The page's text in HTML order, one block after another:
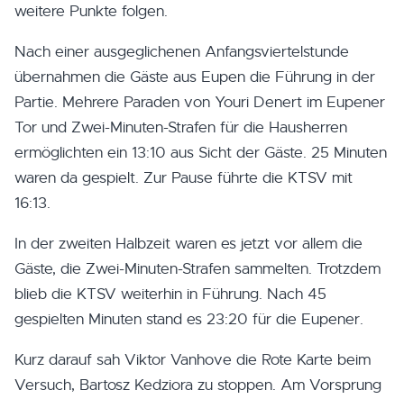
weitere Punkte folgen.
Nach einer ausgeglichenen Anfangsviertelstunde
übernahmen die Gäste aus Eupen die Führung in der
Partie. Mehrere Paraden von Youri Denert im Eupener
Tor und Zwei-Minuten-Strafen für die Hausherren
ermöglichten ein 13:10 aus Sicht der Gäste. 25 Minuten
waren da gespielt. Zur Pause führte die KTSV mit
16:13.
In der zweiten Halbzeit waren es jetzt vor allem die
Gäste, die Zwei-Minuten-Strafen sammelten. Trotzdem
blieb die KTSV weiterhin in Führung. Nach 45
gespielten Minuten stand es 23:20 für die Eupener.
Kurz darauf sah Viktor Vanhove die Rote Karte beim
Versuch, Bartosz Kedziora zu stoppen. Am Vorsprung